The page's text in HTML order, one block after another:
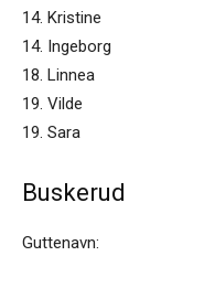
14. Kristine
14. Ingeborg
18. Linnea
19. Vilde
19. Sara
Buskerud
Guttenavn: